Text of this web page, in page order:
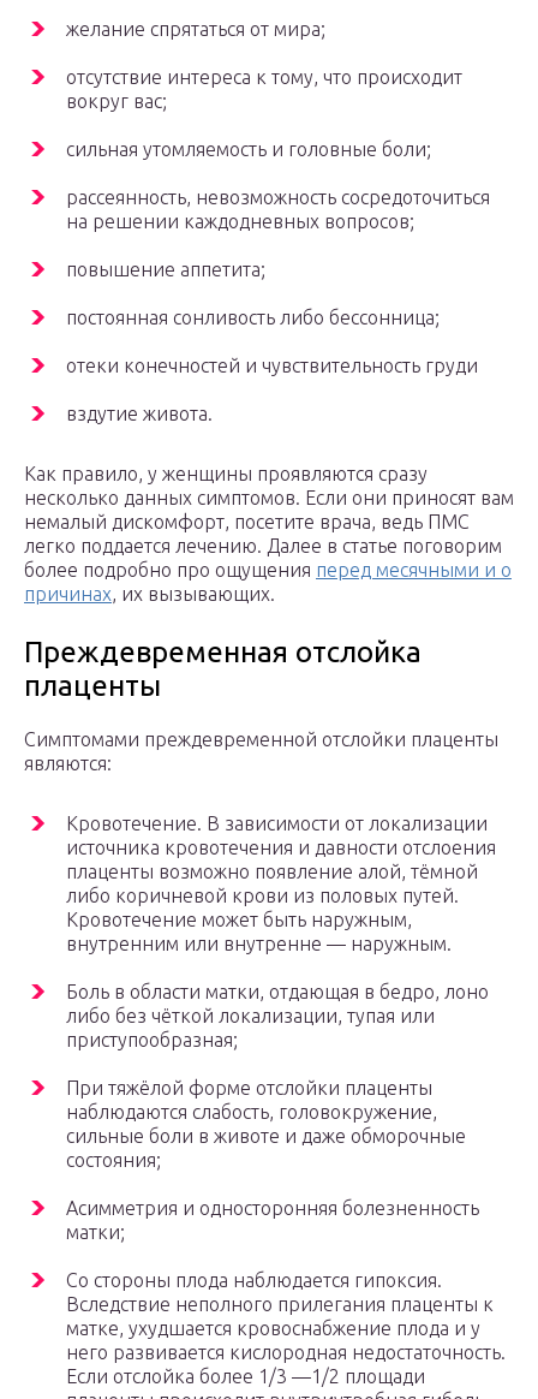
желание спрятаться от мира;
отсутствие интереса к тому, что происходит
вокруг вас;
сильная утомляемость и головные боли;
рассеянность, невозможность сосредоточиться
на решении каждодневных вопросов;
повышение аппетита;
постоянная сонливость либо бессонница;
отеки конечностей и чувствительность груди
вздутие живота.
Как правило, у женщины проявляются сразу
несколько данных симптомов. Если они приносят вам
немалый дискомфорт, посетите врача, ведь ПМС
легко поддается лечению. Далее в статье поговорим
более подробно про ощущения перед месячными и о
причинах, их вызывающих.
Преждевременная отслойка
плаценты
Симптомами преждевременной отслойки плаценты
являются:
Кровотечение. В зависимости от локализации
источника кровотечения и давности отслоения
плаценты возможно появление алой, тёмной
либо коричневой крови из половых путей.
Кровотечение может быть наружным,
внутренним или внутренне — наружным.
Боль в области матки, отдающая в бедро, лоно
либо без чёткой локализации, тупая или
приступообразная;
При тяжёлой форме отслойки плаценты
наблюдаются слабость, головокружение,
сильные боли в животе и даже обморочные
состояния;
Асимметрия и односторонняя болезненность
матки;
Со стороны плода наблюдается гипоксия.
Вследствие неполного прилегания плаценты к
матке, ухудшается кровоснабжение плода и у
него развивается кислородная недостаточность.
Если отслойка более 1/3 —1/2 площади